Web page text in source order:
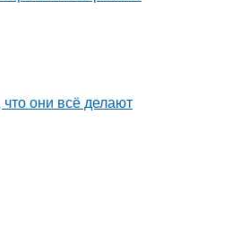
они всё делают